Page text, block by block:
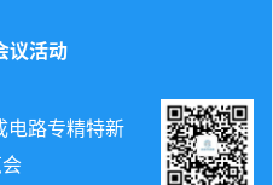
议活动
电路专精特新